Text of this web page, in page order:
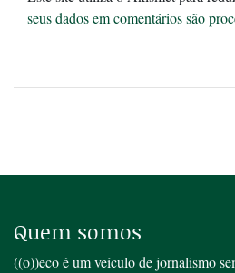
seus dados em comentários são
Quem somos
((o))eco é um veículo de jornalismo